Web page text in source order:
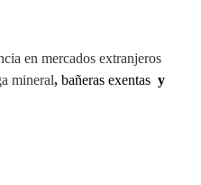
en mercados extranjeros
mineral, bañeras exentas y